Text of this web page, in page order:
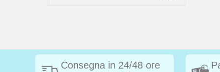
Consegna in 24/48 ore